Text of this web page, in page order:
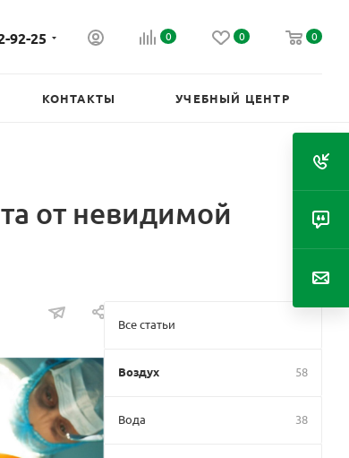
92-25 0 0 0
КОНТАКТЫ УЧЕБНЫЙ ЦЕНТР
от невидимой
Все статьи
Воздух 58
Вода 38